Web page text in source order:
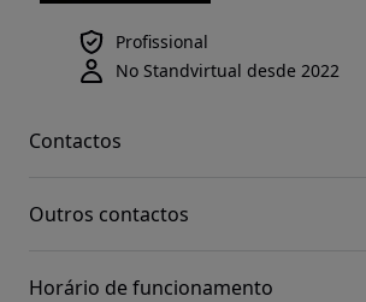
Profissional
No Standvirtual desde 2022
Contactos
Outros contactos
Horário de funcionamento